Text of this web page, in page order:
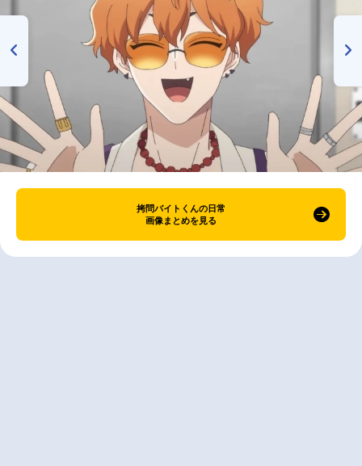
拷問バイトくんの日常
画像まとめを見る